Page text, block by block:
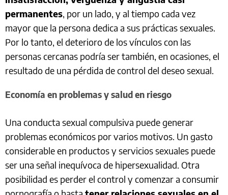
permanentes, por un lado, y al tiempo cada vez
mayor que la persona dedica a sus prácticas sexuales.
Por lo tanto, el deterioro de los vínculos con las
personas cercanas podría ser también, en ocasiones, el
resultado de una pérdida de control del deseo sexual.
Economía en problemas y salud en riesgo
Una conducta sexual compulsiva puede generar
problemas económicos por varios motivos. Un gasto
considerable en productos y servicios sexuales puede
ser una señal inequívoca de hipersexualidad. Otra
posibilidad es perder el control y comenzar a consumir